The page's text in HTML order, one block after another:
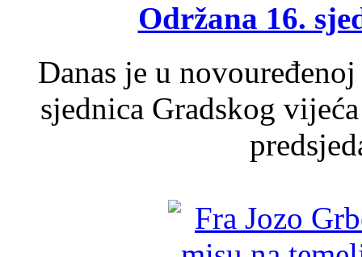
Održana 16.
Danas je u
sjednica Gradskog